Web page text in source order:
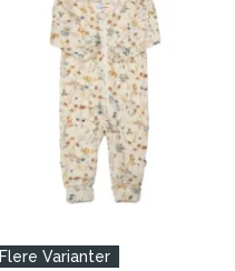
Flere Varianter